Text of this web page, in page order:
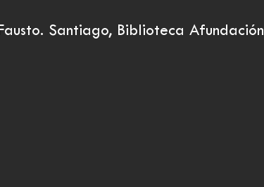
Santiago, Biblioteca Afundación